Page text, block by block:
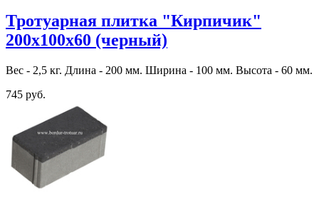
Тротуарная плитка "Кирпичик"
200х100х60 (черный)
Вес - 2,5 кг. Длина - 200 мм. Ширина - 100 мм. Высота - 60 мм.
745 руб.